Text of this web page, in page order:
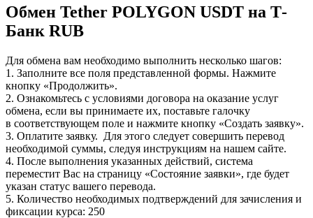
Обмен Tether POLYGON USDT на Т-
Банк RUB
Для обмена вам необходимо выполнить несколько шагов:
1. Заполните все поля представленной формы. Нажмите
кнопку «Продолжить».
2. Ознакомьтесь с условиями договора на оказание услуг
обмена, если вы принимаете их, поставьте галочку
в соответствующем поле и нажмите кнопку «Создать заявку».
3. Оплатите заявку. Для этого следует совершить перевод
необходимой суммы, следуя инструкциям на нашем сайте.
4. После выполнения указанных действий, система
переместит Вас на страницу «Состояние заявки», где будет
указан статус вашего перевода.
5. Количество необходимых подтверждений для зачисления и
фиксации курса: 250